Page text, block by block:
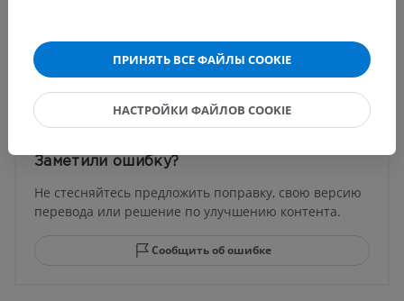
Переводы
Заметили ошибку?
Не стесняйтесь предложить поправку, свою версию
перевода или решение по улучшению контента.
Сообщить об ошибке
ПРИНЯТЬ ВСЕ ФАЙЛЫ COOKIE
НАСТРОЙКИ ФАЙЛОВ COOKIE